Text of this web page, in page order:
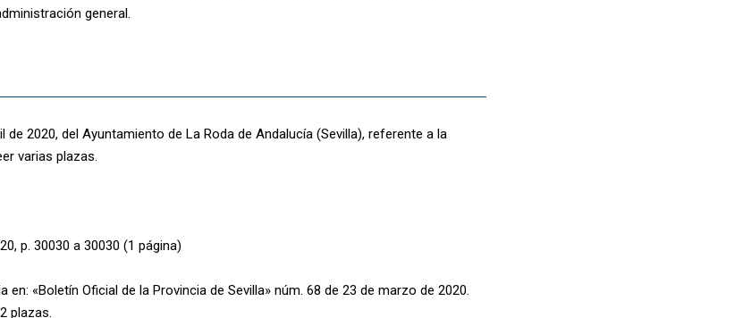
general.
de 2020, del Ayuntamiento de La Roda de Andalucía (Sevilla), referente a la
varias plazas.
p. 30030 a 30030 (1 página)
en: «Boletín Oficial de la Provincia de Sevilla» núm. 68 de 23 de marzo de 2020.
plazas.